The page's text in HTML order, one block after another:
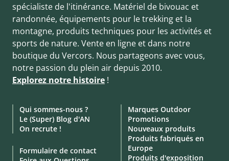
spécialiste de l'itinérance. Matériel de bivouac et
randonnée, équipements pour le trekking et la
montagne, produits techniques pour les activités et
sports de nature. Vente en ligne et dans notre
boutique du Vercors. Nous partageons avec vous,
notre passion du plein air depuis 2010.
Explorez notre histoire !
Qui sommes-nous ?
Le (Super) Blog d'AN
On recrute !
Formulaire de contact
Marques Outdoor
Promotions
Nouveaux produits
Produits fabriqués en
Europe
Produits d'exposition